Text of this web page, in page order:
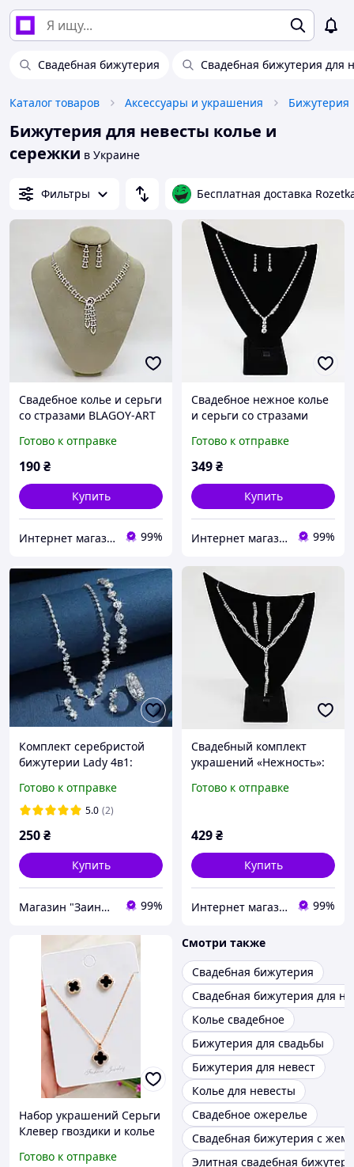
Свадебная бижутерия Свадебная бижутерия для
Каталог товаров Аксессуары и украшения Бижутерия
Бижутерия для невесты колье и
сережки в Украине
Фильтры Бесплатная доставка
Свадебное колье и серьги
со стразами BLAGOY-ART
набор бижутерии для
невесты
Готово к отправке
190₴
Купить
Интернет магазин BLAGOY-ART 99%
Свадебное нежное колье
и серьги со стразами
серебристый набор
украшений для невесты
Готово к отправке
349₴
Купить
Интернет магазин BLAGOY-ART 99%
Комплект серебристой
бижутерии Lady 4в1:
браслет и кольцо
Готово к отправке
5.0 (2)
250₴
Купить
Магазин "Заинька" 99%
Свадебный комплект
украшений «Нежность»:
серьги для невесты
KN00106-1
Готово к отправке
429₴
Купить
Интернет магазин BLAGOY-ART 99%
Набор украшений Серьги
Клевер гвоздики и колье
комплект медицинское
Готово к отправке
Смотри также
Свадебная бижутерия
Свадебная бижутерия для
Колье свадебное
Бижутерия для свадьбы
Бижутерия для невест
Колье для невесты
Свадебное ожерелье
Свадебная бижутерия с
Элитная свадебная